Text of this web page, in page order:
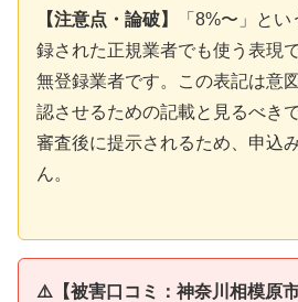
【注意点・論破】
「8%〜」と
録された正規業者でも使う表現
無登録業者です。この表記は意
認させるための記載と見るべき
審査後に提示されるため、申込
ん。
⚠️【被害口コミ：神奈川相模原